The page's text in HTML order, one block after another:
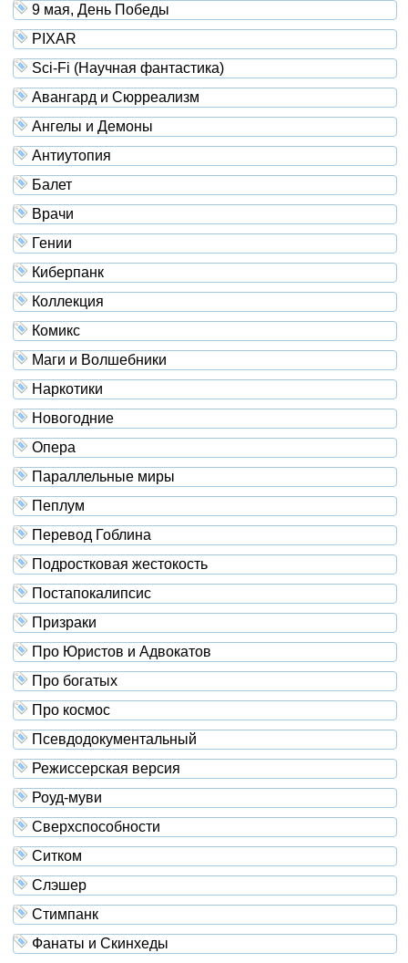
9 мая, День Победы
PIXAR
Sci-Fi (Научная фантастика)
Авангард и Сюрреализм
Ангелы и Демоны
Антиутопия
Балет
Врачи
Гении
Киберпанк
Коллекция
Комикс
Маги и Волшебники
Наркотики
Новогодние
Опера
Параллельные миры
Пеплум
Перевод Гоблина
Подростковая жестокость
Постапокалипсис
Призраки
Про Юристов и Адвокатов
Про богатых
Про космос
Псевдодокументальный
Режиссерская версия
Роуд-муви
Сверхспособности
Ситком
Слэшер
Стимпанк
Фанаты и Скинхеды